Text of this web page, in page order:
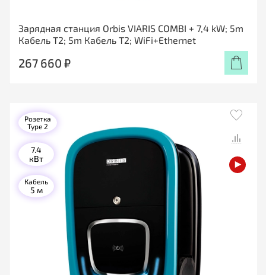
Зарядная станция Orbis VIARIS COMBI + 7,4 kW; 5m
Кабель T2; 5m Кабель T2; WiFi+Ethernet
267 660 ₽
Розетка
Type 2
7.4
кВт
Кабель
5 м